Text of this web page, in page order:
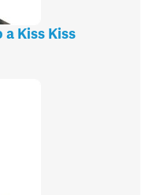
Kiss Kiss